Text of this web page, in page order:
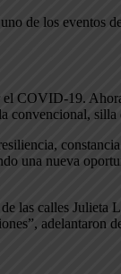
de los eventos
COVID-19.
una nueva
las calles
adelantaron